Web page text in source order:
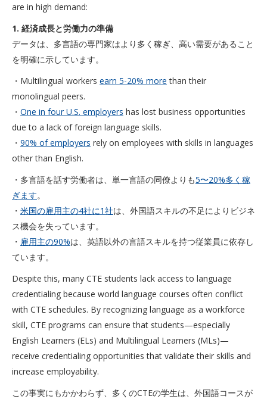
are in high demand:
1. 経済成長と労働力の準備
データは、多言語の専門家はより多く稼ぎ、高い需要があること
を明確に示しています。
・Multilingual workers earn 5-20% more than their
monolingual peers.
・ One in four U.S. employers has lost business opportunities
due to a lack of foreign language skills.
・ 90% of employers rely on employees with skills in languages
other than English.
・多言語を話す労働者は、単一言語の同僚よりも5〜20%多く稼
ぎます。
・ 米国の雇用主の4社に1社は、外国語スキルの不足によりビジネ
ス機会を失っています。
・ 雇用主の90%は、英語以外の言語スキルを持つ従業員に依存し
ています。
Despite this, many CTE students lack access to language
credentialing because world language courses often conflict
with CTE schedules. By recognizing language as a workforce
skill, CTE programs can ensure that students—especially
English Learners (ELs) and Multilingual Learners (MLs)—
receive credentialing opportunities that validate their skills and
increase employability.
この事実にもかかわらず、多くのCTEの学生は、外国語コースが